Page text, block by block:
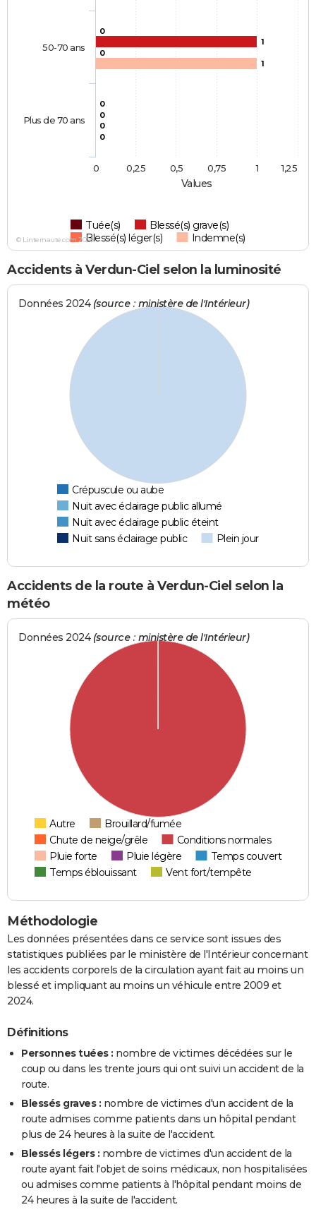
Values
0
0
1
0
0
0
1
0
Tuée(s)
Blessé(s) grave(s)
Blessé(s) léger(s)
Indemne(s)
50-70 ans
Plus de 70 ans
0 1
0,25 0,5 0,75 1,25
© Linternaute.com 2026
Accidents à Verdun-Ciel selon la luminosité
Données 2024 (source : ministère de l'Intérieur)
Crépuscule ou aube
Nuit avec éclairage public allumé
Nuit avec éclairage public éteint
Nuit sans éclairage public
Plein jour
Accidents de la route à Verdun-Ciel selon la
météo
Données 2024 (source : ministère de l'Intérieur)
Autre
Brouillard/fumée
Chute de neige/grêle
Conditions normales
Pluie forte
Pluie légère
Temps couvert
Temps éblouissant
Vent fort/tempête
Méthodologie
Les données présentées dans ce service sont issues des
statistiques publiées par le ministère de l'Intérieur concernant
les accidents corporels de la circulation ayant fait au moins un
blessé et impliquant au moins un véhicule entre 2009 et
2024.
Définitions
Personnes tuées : nombre de victimes décédées sur le
coup ou dans les trente jours qui ont suivi un accident de la
route.
Blessés graves : nombre de victimes d'un accident de la
route admises comme patients dans un hôpital pendant
plus de 24 heures à la suite de l'accident.
Blessés légers : nombre de victimes d'un accident de la
route ayant fait l'objet de soins médicaux, non hospitalisées
ou admises comme patients à l'hôpital pendant moins de
24 heures à la suite de l'accident.